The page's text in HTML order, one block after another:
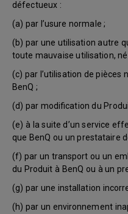
défectueux :
(a) par l’usure normale ;
(b) par une utilisation autre
toute mauvaise utilisation,
(c) par l’utilisation de pièces
BenQ ;
(d) par modification du
(e) à la suite d’un service
que BenQ ou un prestataire
(f) par un transport ou un
du Produit à BenQ ou à un
(g) par une installation
(h) par un environnement